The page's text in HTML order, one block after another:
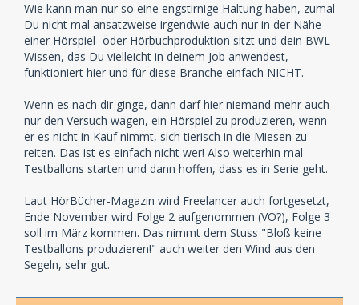
Wie kann man nur so eine engstirnige Haltung haben, zumal
Du nicht mal ansatzweise irgendwie auch nur in der Nähe
einer Hörspiel- oder Hörbuchproduktion sitzt und dein BWL-
Wissen, das Du vielleicht in deinem Job anwendest,
funktioniert hier und für diese Branche einfach NICHT.
Wenn es nach dir ginge, dann darf hier niemand mehr auch
nur den Versuch wagen, ein Hörspiel zu produzieren, wenn
er es nicht in Kauf nimmt, sich tierisch in die Miesen zu
reiten. Das ist es einfach nicht wer! Also weiterhin mal
Testballons starten und dann hoffen, dass es in Serie geht.
Laut HörBücher-Magazin wird Freelancer auch fortgesetzt,
Ende November wird Folge 2 aufgenommen (VÖ?), Folge 3
soll im März kommen. Das nimmt dem Stuss "Bloß keine
Testballons produzieren!" auch weiter den Wind aus den
Segeln, sehr gut.